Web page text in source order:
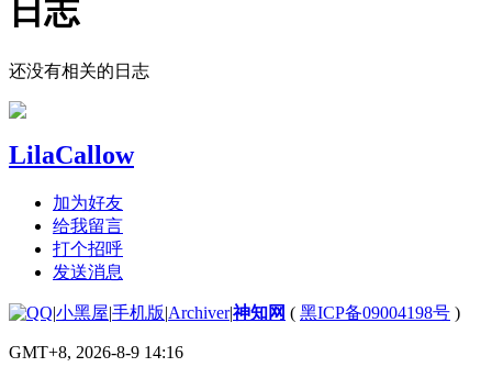
日志
还没有相关的日志
LilaCallow
加为好友
给我留言
打个招呼
发送消息
|小黑屋|手机版|Archiver|神知网 ( 黑ICP备09004198号 )
GMT+8, 2026-8-9 14:16